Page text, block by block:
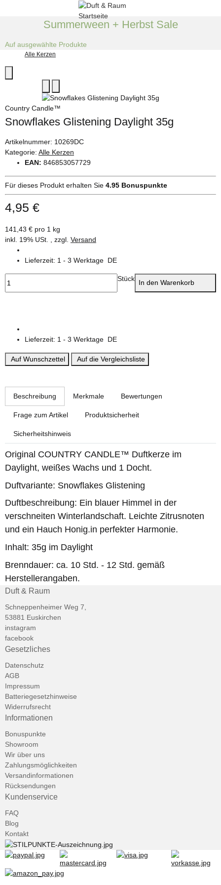
Summerween + Herbst Sale
Auf ausgewählte Produkte
Alle Kerzen
Country Candle™
Snowflakes Glistening Daylight 35g
Artikelnummer: 10269DC
Kategorie: Alle Kerzen
EAN: 846853057729
Für dieses Produkt erhalten Sie 4.95 Bonuspunkte
4,95 €
141,43 € pro 1 kg
inkl. 19% USt. , zzgl. Versand
Lieferzeit: 1 - 3 Werktage DE
Stück In den Warenkorb
Lieferzeit: 1 - 3 Werktage DE
Auf Wunschzettel Auf die Vergleichsliste
Beschreibung Merkmale Bewertungen
Frage zum Artikel Produktsicherheit
Sicherheitshinweis
Original COUNTRY CANDLE™ Duftkerze im
Daylight, weißes Wachs und 1 Docht.
Duftvariante: Snowflakes Glistening
Duftbeschreibung: Ein blauer Himmel in der
verschneiten Winterlandschaft. Leichte Zitrusnoten
und ein Hauch Honig.in perfekter Harmonie.
Inhalt: 35g im Daylight
Brenndauer: ca. 10 Std. - 12 Std. gemäß
Herstellerangaben.
Duft & Raum
Schneppenheimer Weg 7,
53881 Euskirchen
instagram
facebook
Gesetzliches
Datenschutz
AGB
Impressum
Batteriegesetzhinweise
Widerrufsrecht
Informationen
Bonuspunkte
Showroom
Wir über uns
Zahlungsmöglichkeiten
Versandinformationen
Rücksendungen
Kundenservice
FAQ
Blog
Kontakt